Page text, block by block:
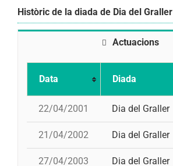
Històric de la diada de Dia del Graller
Actuacions
Data Diada
22/04/2001 Dia del Graller
21/04/2002 Dia del Graller
27/04/2003 Dia del Graller